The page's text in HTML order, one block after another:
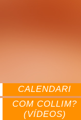
CALENDARI
COM COLLIM?
(VÍDEOS)